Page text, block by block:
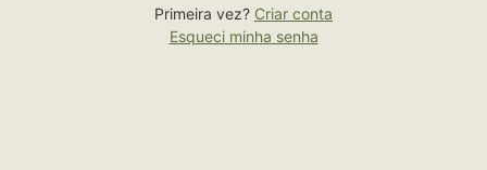
Primeira vez? Criar conta
Esqueci minha senha